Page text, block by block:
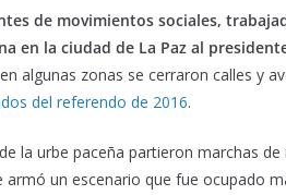
de movimientos sociales,
en la ciudad de La Paz al
algunas zonas se cerraron calles y
del referendo de 2016.
la urbe paceña partieron marchas de
un escenario que fue ocupado